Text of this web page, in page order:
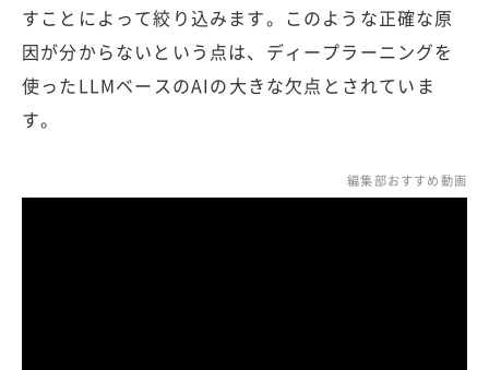
すことによって絞り込みます。このような正確な原
因が分からないという点は、ディープラーニングを
使ったLLMベースのAIの大きな欠点とされていま
す。
編集部おすすめ動画